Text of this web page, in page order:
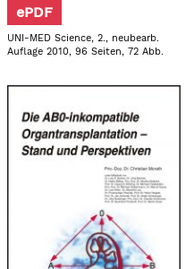
ePDF
UNI-MED Science, 2., neubearb.
Auflage 2010, 96 Seiten, 72 Abb.